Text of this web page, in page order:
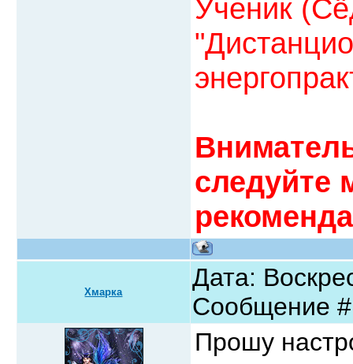
Ученик
следуйте
Хмарка
Дата:
Сообщение
Прошу